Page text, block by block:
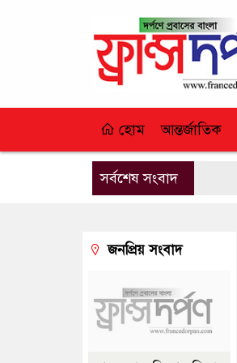
হোম আন্তর্জাতিক
সর্বশেষ সংবাদ
জনপ্রিয় সংবাদ